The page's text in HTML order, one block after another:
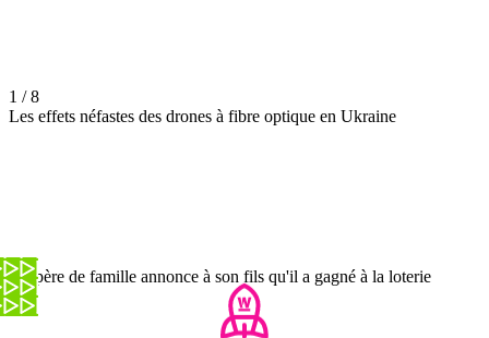
1 / 8
Les effets néfastes des drones à fibre optique en Ukraine
Un père de famille annonce à son fils qu'il a gagné à la loterie